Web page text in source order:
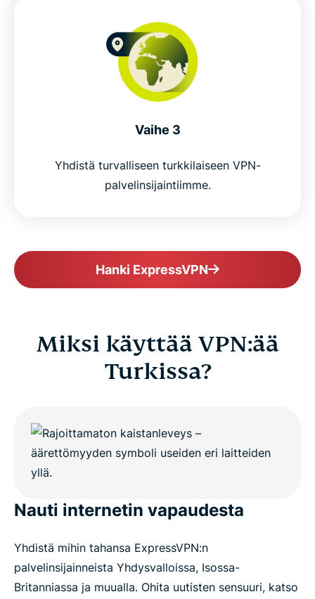
Popular VPN locations for Turkish users
Why millions trust ExpressVPN
Vaihe 3
Yhdistä turvalliseen turkkilaiseen VPN-
palvelinsijaintiimme.
Hanki ExpressVPN
Miksi käyttää VPN:ää
Turkissa?
Nauti internetin vapaudesta
Yhdistä mihin tahansa ExpressVPN:n
palvelinsijainneista Yhdysvalloissa, Isossa-
Britanniassa ja muualla. Ohita uutisten sensuuri, katso